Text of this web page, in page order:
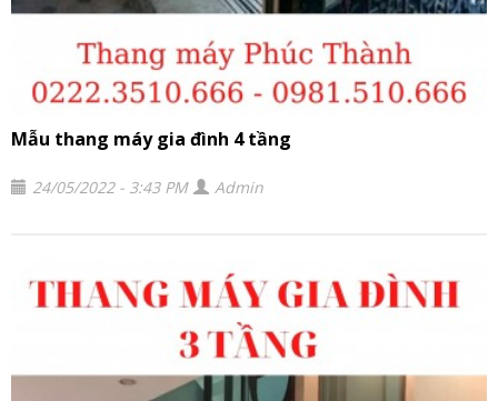
Mẫu thang máy gia đình 4 tầng
24/05/2022 - 3:43 PM Admin